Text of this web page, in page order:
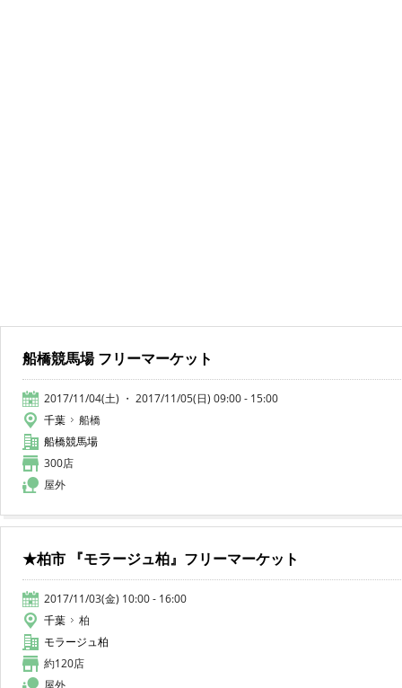
船橋競馬場 フリーマーケット
2017/11/04(土) ・ 2017/11/05(日) 09:00 - 15:00
千葉
船橋
船橋競馬場
300店
屋外
★柏市 『モラージュ柏』フリーマーケット
2017/11/03(金) 10:00 - 16:00
千葉
柏
モラージュ柏
約120店
屋外